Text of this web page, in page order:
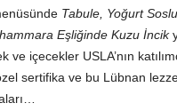
Tabule, Yoğurt
Eşliğinde Kuzu İncik
ve içecekler USLA’nın
sertifika ve bu Lübnan